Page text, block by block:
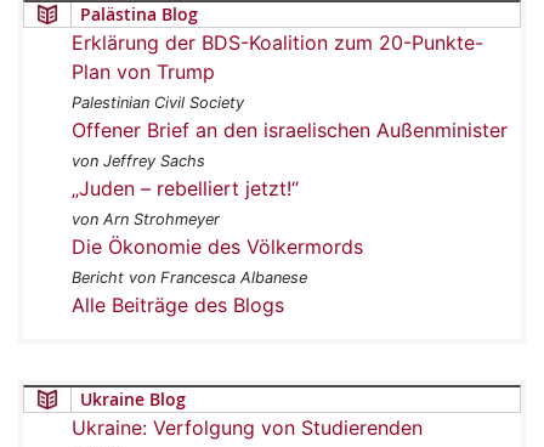
Palästina Blog
Erklärung der BDS-Koalition zum 20-Punkte-
Plan von Trump
Palestinian Civil Society
Offener Brief an den israelischen Außenminister
von Jeffrey Sachs
„Juden – rebelliert jetzt!“
von Arn Strohmeyer
Die Ökonomie des Völkermords
Bericht von Francesca Albanese
Alle Beiträge des Blogs
Ukraine Blog
Ukraine: Verfolgung von Studierenden